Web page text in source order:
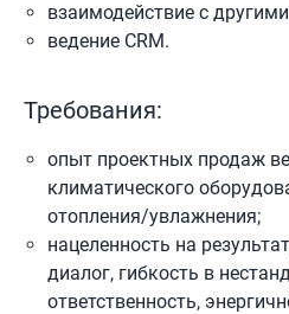
взаимодействие с
ведение CRM.
Требования:
опыт проектных продаж
климатического
отопления/увлажнения;
нацеленность на
диалог, гибкость в
ответственность,